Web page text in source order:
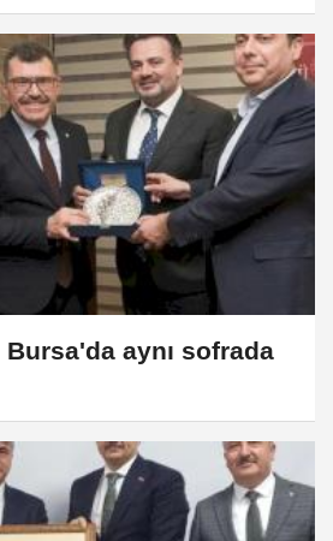
Bursa'da aynı sofrada